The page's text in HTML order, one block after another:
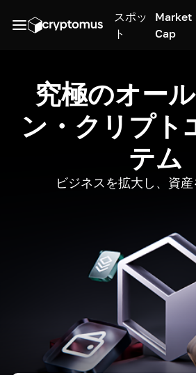
スポッ
ト
Market
Cap
究極のオー
ン・クリプト
テム
ビジネスを拡大し、資